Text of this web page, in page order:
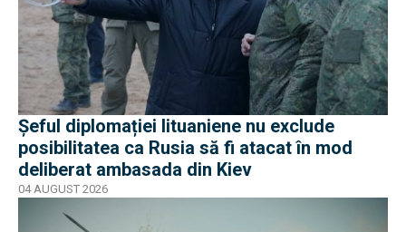
Șeful diplomației lituaniene nu exclude
posibilitatea ca Rusia să fi atacat în mod
deliberat ambasada din Kiev
04 AUGUST 2026